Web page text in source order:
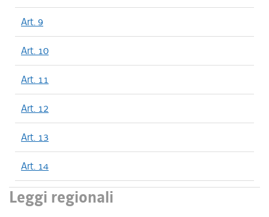
Art. 9
Art. 10
Art. 11
Art. 12
Art. 13
Art. 14
Leggi regionali